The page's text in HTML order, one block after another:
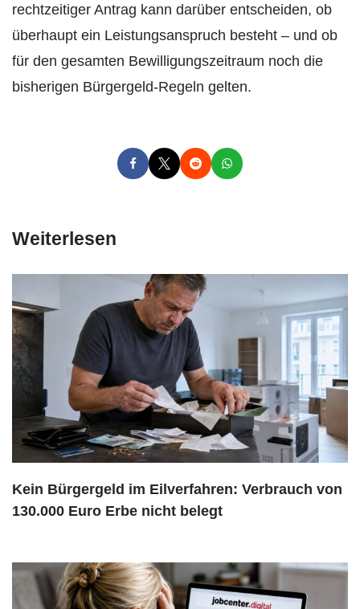
rechtzeitiger Antrag kann darüber entscheiden, ob
überhaupt ein Leistungsanspruch besteht – und ob
für den gesamten Bewilligungszeitraum noch die
bisherigen Bürgergeld-Regeln gelten.
Weiterlesen
Kein Bürgergeld im Eilverfahren: Verbrauch von
130.000 Euro Erbe nicht belegt